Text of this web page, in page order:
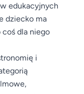
edukacyjnych
dziecko ma
dla niego
i